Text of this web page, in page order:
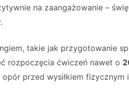
na zaangażowanie –
takie jak przygotowanie
rozpoczęcia ćwiczeń nawet o
przed wysiłkiem fizycznym